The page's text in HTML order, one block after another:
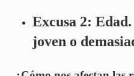
Excusa 2:
joven o